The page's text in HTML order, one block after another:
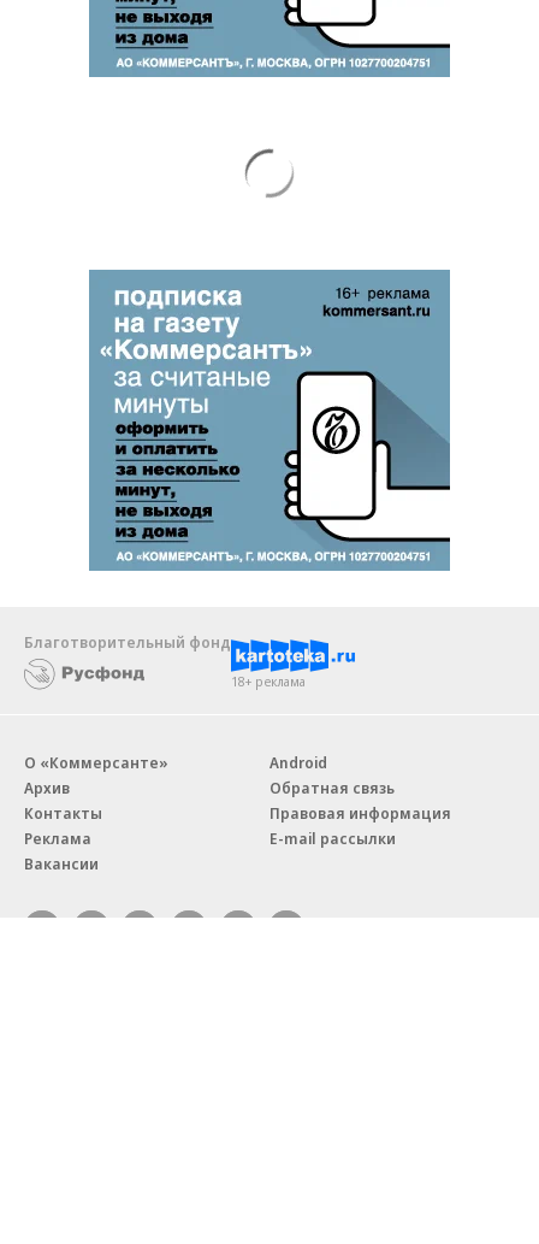
Благотворительный фонд
18+ реклама
О «Коммерсанте»
Архив
Контакты
Реклама
Вакансии
Android
Обратная связь
Правовая информация
E-mail рассылки